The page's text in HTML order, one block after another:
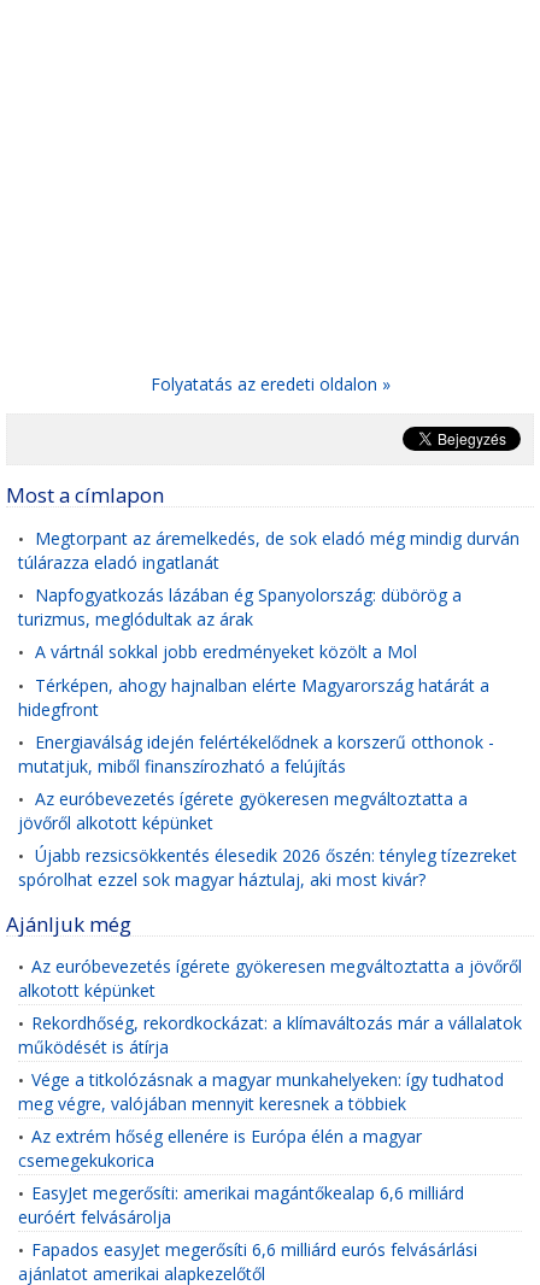
Folyatatás az eredeti oldalon »
Most a címlapon
• Megtorpant az áremelkedés, de sok eladó még mindig durván
túlárazza eladó ingatlanát
• Napfogyatkozás lázában ég Spanyolország: dübörög a
turizmus, meglódultak az árak
• A vártnál sokkal jobb eredményeket közölt a Mol
• Térképen, ahogy hajnalban elérte Magyarország határát a
hidegfront
• Energiaválság idején felértékelődnek a korszerű otthonok -
mutatjuk, miből finanszírozható a felújítás
• Az euróbevezetés ígérete gyökeresen megváltoztatta a
jövőről alkotott képünket
• Újabb rezsicsökkentés élesedik 2026 őszén: tényleg tízezreket
spórolhat ezzel sok magyar háztulaj, aki most kivár?
Ajánljuk még
• Az euróbevezetés ígérete gyökeresen megváltoztatta a jövőről
alkotott képünket
• Rekordhőség, rekordkockázat: a klímaváltozás már a vállalatok
működését is átírja
• Vége a titkolózásnak a magyar munkahelyeken: így tudhatod
meg végre, valójában mennyit keresnek a többiek
• Az extrém hőség ellenére is Európa élén a magyar
csemegekukorica
• EasyJet megerősíti: amerikai magántőkealap 6,6 milliárd
euróért felvásárolja
• Fapados easyJet megerősíti 6,6 milliárd eurós felvásárlási
ajánlatot amerikai alapkezelőtől